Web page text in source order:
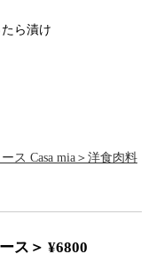
ら漬け
ス Casa mia＞洋食肉料
ス＞ ¥6800